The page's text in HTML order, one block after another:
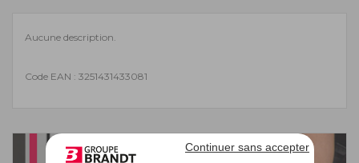
Continuer sans accepter
Aucune description.
Code EAN : 3251431433081